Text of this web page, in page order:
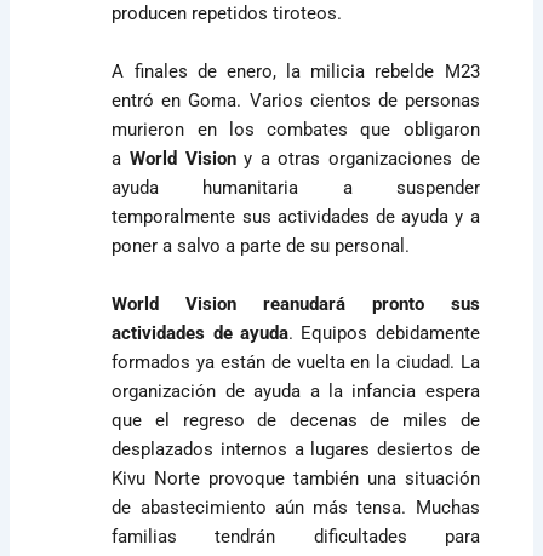
producen repetidos tiroteos.
A finales de enero, la milicia rebelde M23
entró en Goma. Varios cientos de personas
murieron en los combates que obligaron
aWorld Visiony a otras organizaciones de
ayuda humanitaria a suspender
temporalmente sus actividades de ayuda y a
poner a salvo a parte de su personal.
World Vision reanudará pronto sus
actividades de ayuda. Equipos debidamente
formados ya están de vuelta en la ciudad. La
organización de ayuda a la infancia espera
que el regreso de decenas de miles de
desplazados internos a lugares desiertos de
Kivu Norte provoque también una situación
de abastecimiento aún más tensa. Muchas
familias tendrán dificultades para